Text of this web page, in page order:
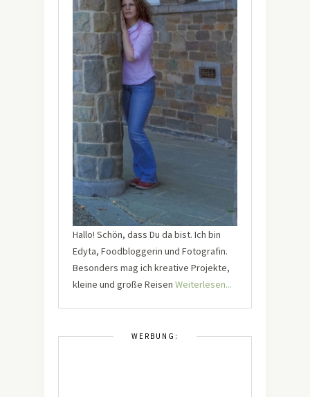
Hallo! Schön, dass Du da bist. Ich bin
Edyta, Foodbloggerin und Fotografin.
Besonders mag ich kreative Projekte,
kleine und große Reisen Weiterlesen...
WERBUNG: